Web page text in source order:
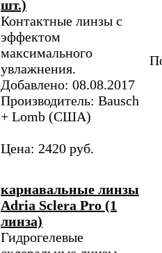
шт.)
Контактные линзы с
эффектом
максимального
увлажнения.
Добавлено: 08.08.2017
Производитель: Bausch
+ Lomb (США)
Цена: 2420 руб.
карнавальные линзы
Adria Sclera Pro (1
линза)
Гидрогелевые